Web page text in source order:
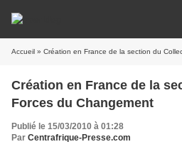
Accueil » Création en France de la section du
Création en France de la
Forces du Changement
Publié le 15/03/2010 à 01:28
Par Centrafrique-Presse.com